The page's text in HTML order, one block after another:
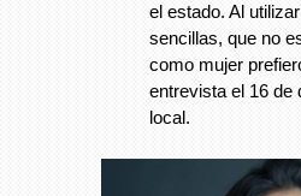
el estado. Al
sencillas, que no
como mujer
entrevista el 16 de
local.